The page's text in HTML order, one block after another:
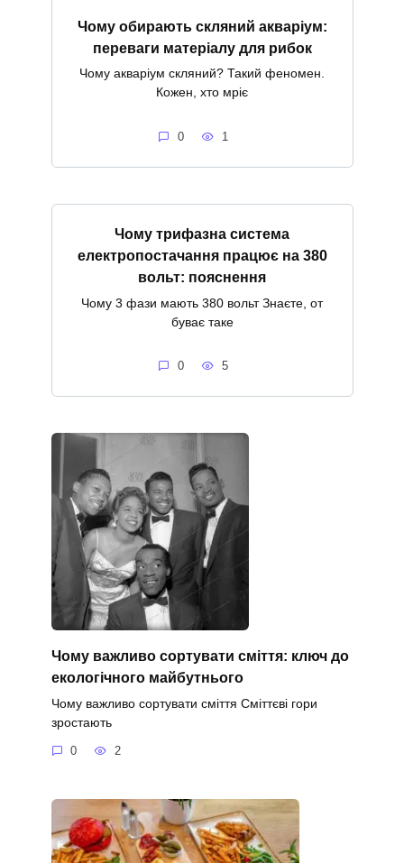
Чому обирають скляний акваріум:
переваги матеріалу для рибок
Чому акваріум скляний? Такий феномен.
Кожен, хто мріє
0 1
Чому трифазна система
електропостачання працює на 380
вольт: пояснення
Чому 3 фази мають 380 вольт Знаєте, от
буває таке
0 5
Чому важливо сортувати сміття: ключ до
екологічного майбутнього
Чому важливо сортувати сміття Сміттєві гори
зростають
0 2